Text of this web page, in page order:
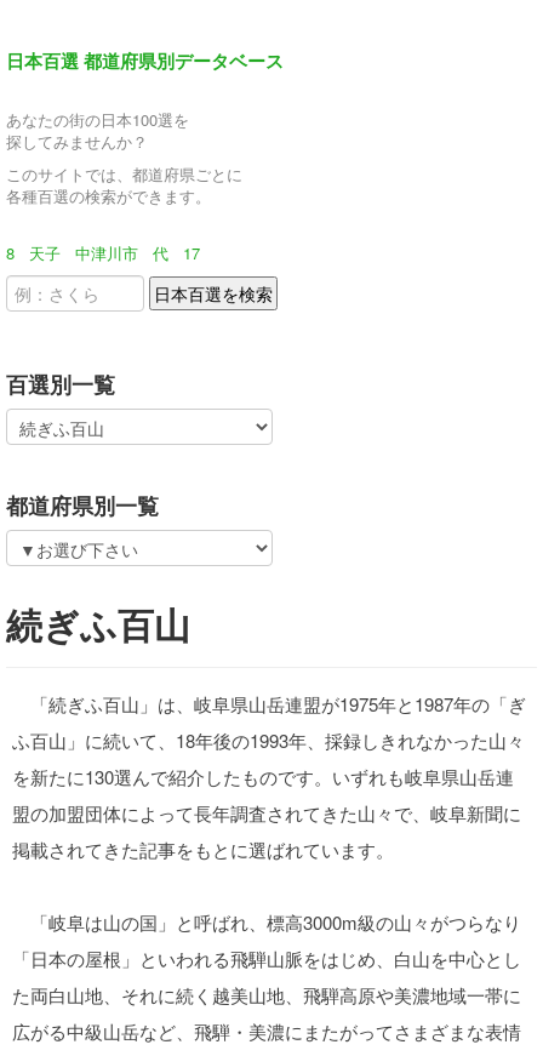
日本百選 都道府県別データベース
あなたの街の日本100選を
探してみませんか？
このサイトでは、都道府県ごとに
各種百選の検索ができます。
8 天子 中津川市 代 17
百選別一覧
都道府県別一覧
続ぎふ百山
「続ぎふ百山」は、岐阜県山岳連盟が1975年と1987年の「ぎ
ふ百山」に続いて、18年後の1993年、採録しきれなかった山々
を新たに130選んで紹介したものです。いずれも岐阜県山岳連
盟の加盟団体によって長年調査されてきた山々で、岐阜新聞に
掲載されてきた記事をもとに選ばれています。
「岐阜は山の国」と呼ばれ、標高3000m級の山々がつらなり
「日本の屋根」といわれる飛騨山脈をはじめ、白山を中心とし
た両白山地、それに続く越美山地、飛騨高原や美濃地域一帯に
広がる中級山岳など、飛騨・美濃にまたがってさまざまな表情